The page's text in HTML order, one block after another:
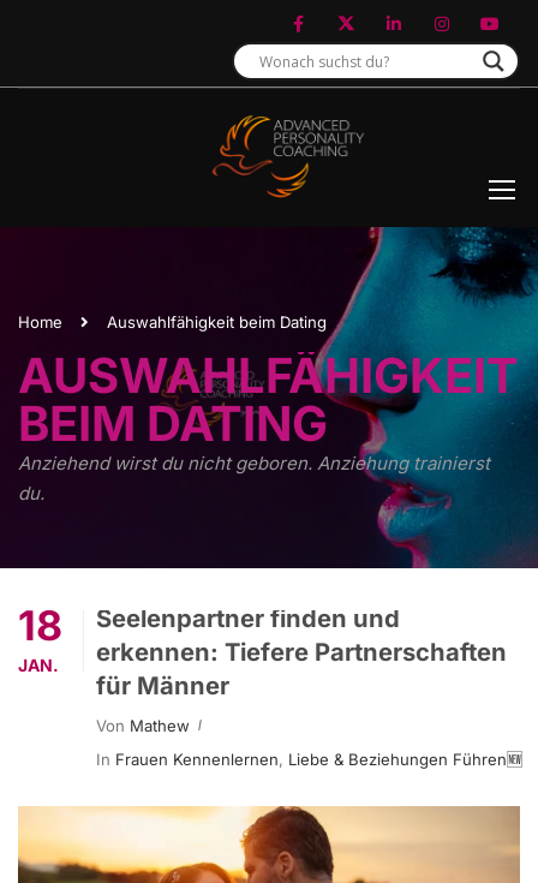
Home Auswahlfähigkeit beim Dating
AUSWAHLFÄHIGKEIT
BEIM DATING
Anziehend wirst du nicht geboren. Anziehung trainierst
du.
18
JAN.
Seelenpartner finden und
erkennen: Tiefere Partnerschaften
für Männer
Von Mathew
In Frauen Kennenlernen, Liebe & Beziehungen Führen🆕